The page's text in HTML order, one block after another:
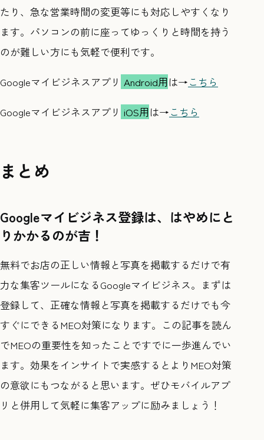
たり、急な営業時間の変更等にも対応しやすくなり
ます。パソコンの前に座ってゆっくりと時間を持う
のが難しい方にも気軽で便利です。
Googleマイビジネスアプリ Android用 は→こちら
Googleマイビジネスアプリ iOS用 は→こちら
まとめ
Googleマイビジネス登録は、はやめにと
りかかるのが吉 ！
無料でお店の正しい情報と写真を掲載するだけで有
力な集客ツールになるGoogleマイビジネス。まずは
登録して、正確な情報と写真を掲載するだけでも今
すぐにできるMEO対策になります。この記事を読ん
でMEOの重要性を知ったことですでに一歩進んでい
ます。効果をインサイトで実感するとよりMEO対策
の意欲にもつながると思います。ぜひモバイルアプ
リと併用して気軽に集客アップに励みましょう！